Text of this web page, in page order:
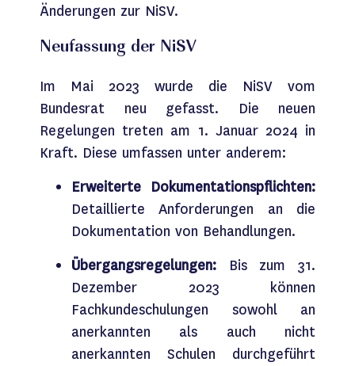
Änderungen zur NiSV.
Neufassung der NiSV
Im Mai 2023 wurde die NiSV vom
Bundesrat neu gefasst. Die neuen
Regelungen treten am 1. Januar 2024 in
Kraft. Diese umfassen unter anderem:
Erweiterte Dokumentationspflichten:
Detaillierte Anforderungen an die
Dokumentation von Behandlungen.
Übergangsregelungen: Bis zum 31.
Dezember 2023 können
Fachkundeschulungen sowohl an
anerkannten als auch nicht
anerkannten Schulen durchgeführt